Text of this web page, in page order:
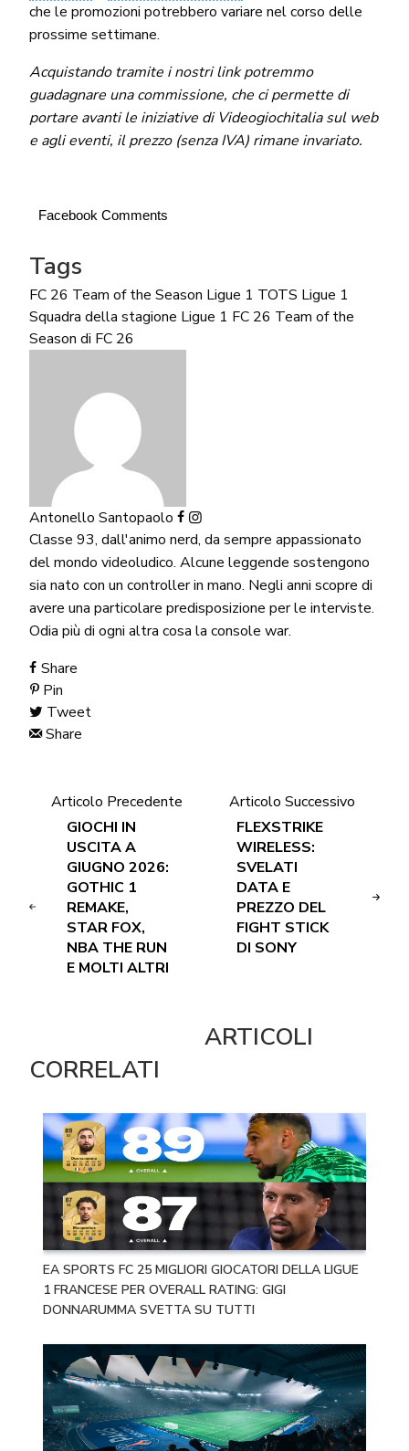
che le promozioni potrebbero variare nel corso delle
prossime settimane.
Acquistando tramite i nostri link potremmo
guadagnare una commissione, che ci permette di
portare avanti le iniziative di Videogiochitalia sul web
e agli eventi, il prezzo (senza IVA) rimane invariato.
Facebook Comments
Tags
FC 26 Team of the Season Ligue 1 TOTS Ligue 1
Squadra della stagione Ligue 1 FC 26 Team of the
Season di FC 26
Antonello Santopaolo
Classe 93, dall'animo nerd, da sempre appassionato
del mondo videoludico. Alcune leggende sostengono
sia nato con un controller in mano. Negli anni scopre di
avere una particolare predisposizione per le interviste.
Odia più di ogni altra cosa la console war.
Share
Pin
Tweet
Share
Articolo Precedente
GIOCHI IN
USCITA A
GIUGNO 2026:
GOTHIC 1
REMAKE,
STAR FOX,
NBA THE RUN
E MOLTI ALTRI
Articolo Successivo
FLEXSTRIKE
WIRELESS:
SVELATI
DATA E
PREZZO DEL
FIGHT STICK
DI SONY
ARTICOLI
CORRELATI
EA SPORTS FC 25 MIGLIORI GIOCATORI DELLA LIGUE
1 FRANCESE PER OVERALL RATING: GIGI
DONNARUMMA SVETTA SU TUTTI